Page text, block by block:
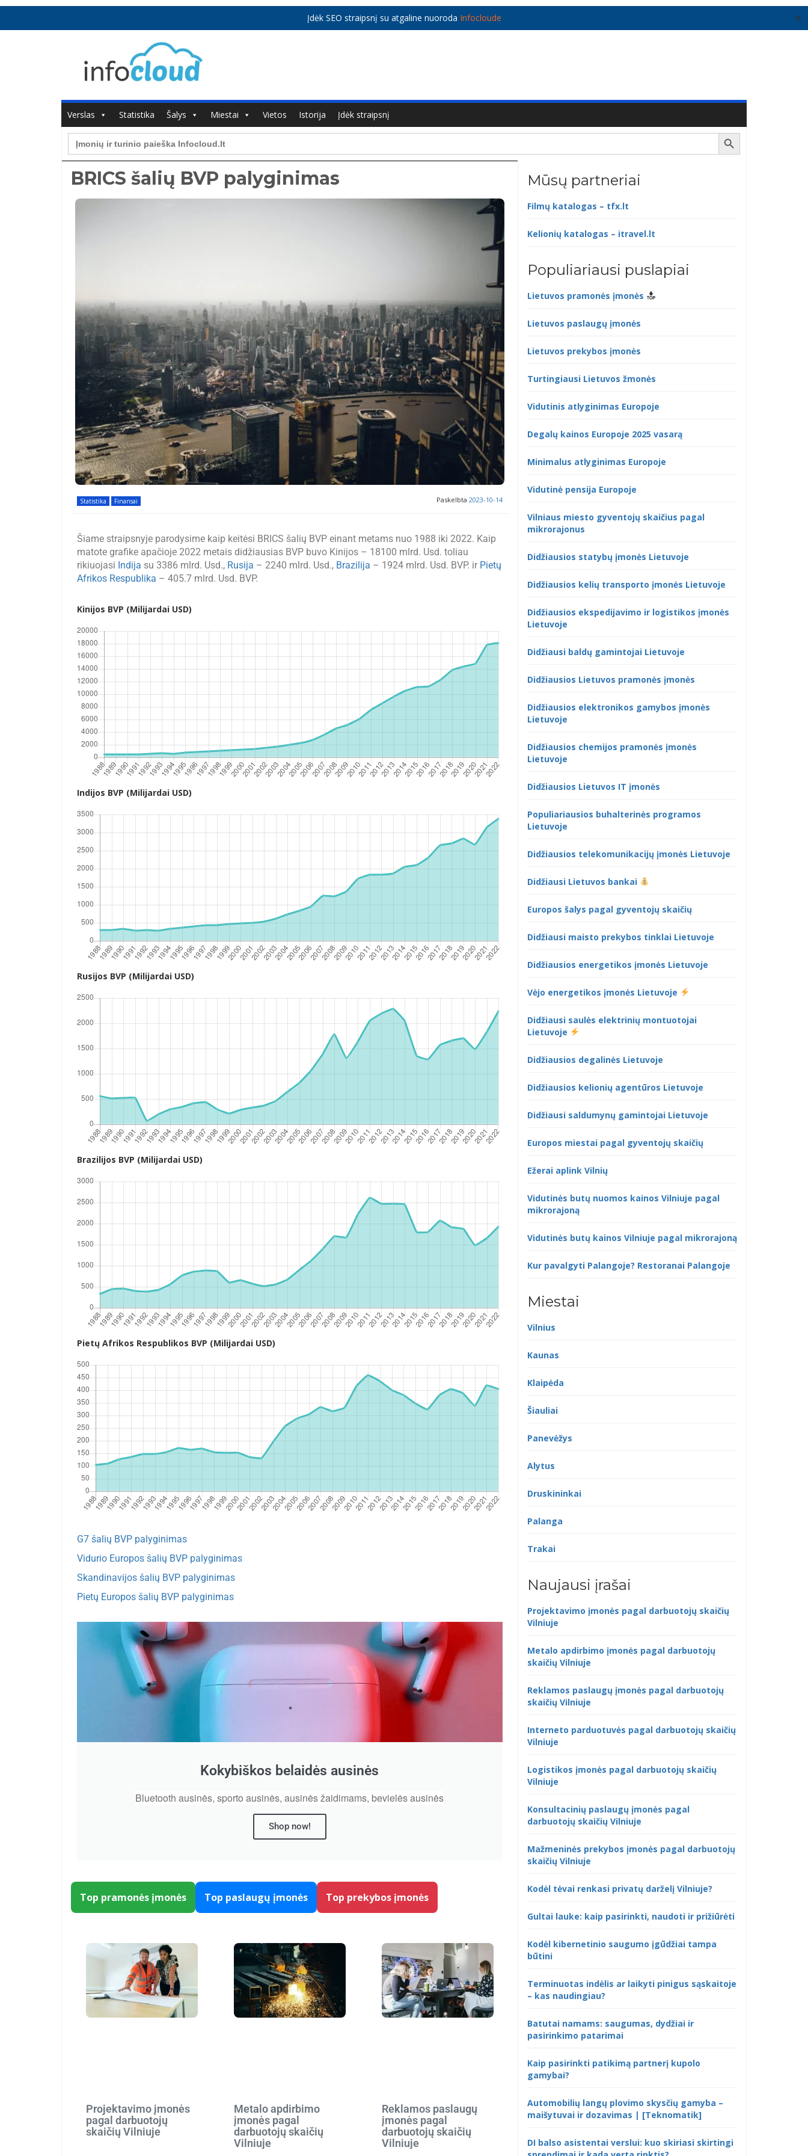
Įdėk SEO straipsnį su atgaline nuoroda Infocloude ✕
Verslas Statistika Šalys Miestai Vietos Istorija
Įdėk straipsnį
Search
for:
Search Button
BRICS šalių BVP palyginimas
Statistika Finansai Paskelbta 2023-10-14
Šiame straipsnyje parodysime kaip keitėsi BRICS šalių BVP einant metams nuo 1988 iki 2022. Kaip
matote grafike apačioje 2022 metais didžiausias BVP buvo Kinijos – 18100 mlrd. Usd. toliau
rikiuojasi Indija su 3386 mlrd. Usd., Rusija – 2240 mlrd. Usd., Brazilija – 1924 mlrd. Usd. BVP. ir Pietų
Afrikos Respublika – 405.7 mlrd. Usd. BVP.
Kinijos BVP (Milijardai USD)
Indijos BVP (Milijardai USD)
Rusijos BVP (Milijardai USD)
Brazilijos BVP (Milijardai USD)
Pietų Afrikos Respublikos BVP (Milijardai USD)
G7 šalių BVP palyginimas
Vidurio Europos šalių BVP palyginimas
Skandinavijos šalių BVP palyginimas
Pietų Europos šalių BVP palyginimas
Kokybiškos belaidės ausinės
Bluetooth ausinės, sporto ausinės, ausinės žaidimams, bevielės ausinės
Shop now!
Top pramonės įmonės Top paslaugų įmonės Top prekybos įmonės
Projektavimo įmonės
pagal darbuotojų
skaičių Vilniuje
Metalo apdirbimo
įmonės pagal
darbuotojų skaičių
Vilniuje
Reklamos paslaugų
įmonės pagal
darbuotojų skaičių
Vilniuje
Mūsų partneriai
Filmų katalogas – tfx.lt
Kelionių katalogas – itravel.lt
Populiariausi puslapiai
Lietuvos pramonės įmonės
Lietuvos paslaugų įmonės
Lietuvos prekybos įmonės
Turtingiausi Lietuvos žmonės
Vidutinis atlyginimas Europoje
Degalų kainos Europoje 2025 vasarą
Minimalus atlyginimas Europoje
Vidutinė pensija Europoje
Vilniaus miesto gyventojų skaičius pagal
mikrorajonus
Didžiausios statybų įmonės Lietuvoje
Didžiausios kelių transporto įmonės Lietuvoje
Didžiausios ekspedijavimo ir logistikos įmonės
Lietuvoje
Didžiausi baldų gamintojai Lietuvoje
Didžiausios Lietuvos pramonės įmonės
Didžiausios elektronikos gamybos įmonės
Lietuvoje
Didžiausios chemijos pramonės įmonės
Lietuvoje
Didžiausios Lietuvos IT įmonės
Populiariausios buhalterinės programos
Lietuvoje
Didžiausios telekomunikacijų įmonės Lietuvoje
Didžiausi Lietuvos bankai
Europos šalys pagal gyventojų skaičių
Didžiausi maisto prekybos tinklai Lietuvoje
Didžiausios energetikos įmonės Lietuvoje
Vėjo energetikos įmonės Lietuvoje
Didžiausi saulės elektrinių montuotojai
Lietuvoje
Didžiausios degalinės Lietuvoje
Didžiausios kelionių agentūros Lietuvoje
Didžiausi saldumynų gamintojai Lietuvoje
Europos miestai pagal gyventojų skaičių
Ežerai aplink Vilnių
Vidutinės butų nuomos kainos Vilniuje pagal
mikrorajoną
Vidutinės butų kainos Vilniuje pagal mikrorajoną
Kur pavalgyti Palangoje? Restoranai Palangoje
Miestai
Vilnius
Kaunas
Klaipėda
Šiauliai
Panevėžys
Alytus
Druskininkai
Palanga
Trakai
Naujausi įrašai
Projektavimo įmonės pagal darbuotojų skaičių
Vilniuje
Metalo apdirbimo įmonės pagal darbuotojų
skaičių Vilniuje
Reklamos paslaugų įmonės pagal darbuotojų
skaičių Vilniuje
Interneto parduotuvės pagal darbuotojų skaičių
Vilniuje
Logistikos įmonės pagal darbuotojų skaičių
Vilniuje
Konsultacinių paslaugų įmonės pagal
darbuotojų skaičių Vilniuje
Mažmeninės prekybos įmonės pagal darbuotojų
skaičių Vilniuje
Kodėl tėvai renkasi privatų darželį Vilniuje?
Gultai lauke: kaip pasirinkti, naudoti ir prižiūrėti
Kodėl kibernetinio saugumo įgūdžiai tampa
būtini
Terminuotas indėlis ar laikyti pinigus sąskaitoje
– kas naudingiau?
Batutai namams: saugumas, dydžiai ir
pasirinkimo patarimai
Kaip pasirinkti patikimą partnerį kupolo
gamybai?
Automobilių langų plovimo skysčių gamyba –
maišytuvai ir dozavimas | [Teknomatik]
DI balso asistentai verslui: kuo skiriasi skirtingi